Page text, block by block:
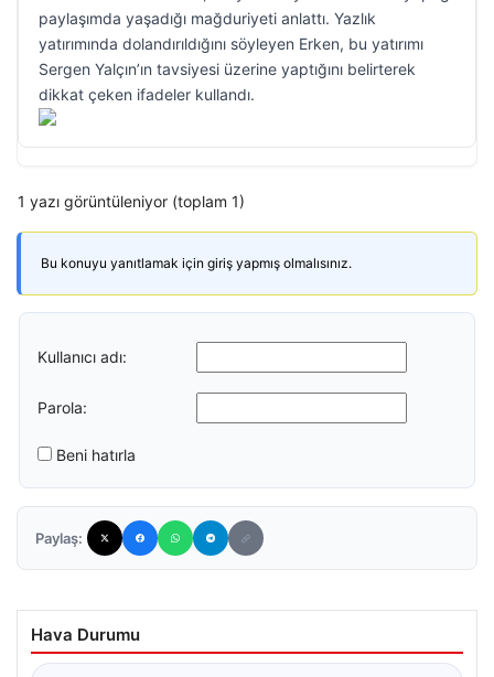
paylaşımda yaşadığı mağduriyeti anlattı. Yazlık
yatırımında dolandırıldığını söyleyen Erken, bu yatırımı
Sergen Yalçın’ın tavsiyesi üzerine yaptığını belirterek
dikkat çeken ifadeler kullandı.
1 yazı görüntüleniyor (toplam 1)
Bu konuyu yanıtlamak için giriş yapmış olmalısınız.
Kullanıcı adı:
Parola:
Beni hatırla
Paylaş:
Hava Durumu